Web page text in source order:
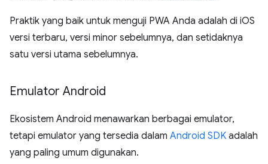
Praktik yang baik untuk menguji PWA Anda adalah di iOS
versi terbaru, versi minor sebelumnya, dan setidaknya
satu versi utama sebelumnya.
Emulator Android
Ekosistem Android menawarkan berbagai emulator,
tetapi emulator yang tersedia dalam Android SDK adalah
yang paling umum digunakan.